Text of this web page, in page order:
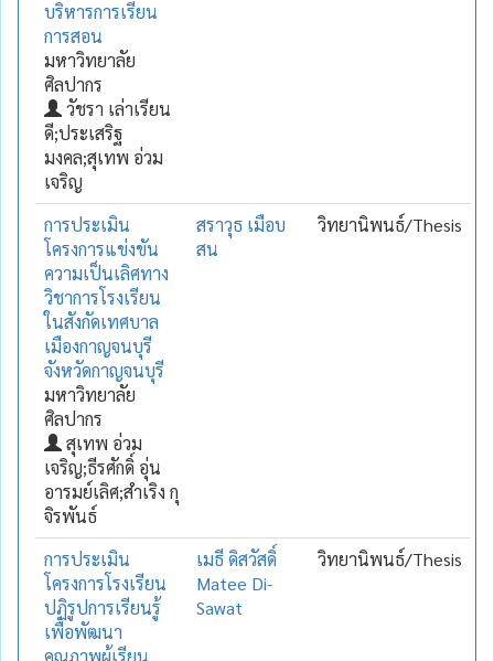
บริหารการเรียน
การสอน
มหาวิทยาลัย
ศิลปากร
วัชรา เล่าเรียน
ดี;ประเสริฐ
มงคล;สุเทพ อ่วม
เจริญ
การประเมิน
โครงการแข่งขัน
ความเป็นเลิศทาง
วิชาการโรงเรียน
ในสังกัดเทศบาล
เมืองกาญจนบุรี
จังหวัดกาญจนบุรี
มหาวิทยาลัย
ศิลปากร
สุเทพ อ่วม
เจริญ;ธีรศักดิ์ อุ่น
อารมย์เลิศ;สำเริง กุ
จิรพันธ์
สราวุธ เมือบ
สน
วิทยานิพนธ์/Thesis
การประเมิน
โครงการโรงเรียน
ปฏิรูปการเรียนรู้
เพื่อพัฒนา
คุณภาพผู้เรียน
เมธี ดิสวัสดิ์
Matee Di-
Sawat
วิทยานิพนธ์/Thesis